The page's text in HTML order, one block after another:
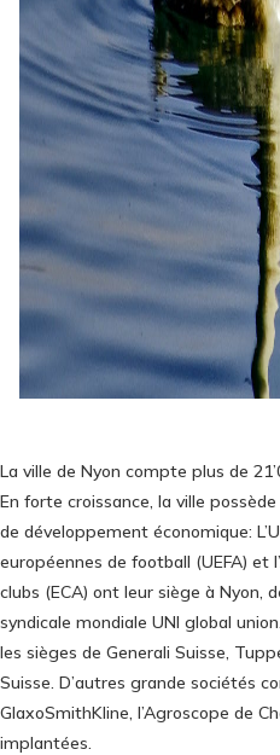
La ville de Nyon compte plus de
En forte croissance, la ville
de développement économique:
européennes de football (UEFA) et
clubs (ECA) ont leur siège à Nyon,
syndicale mondiale UNI global
les sièges de Generali Suisse,
Suisse. D’autres grande sociétés
GlaxoSmithKline, l’Agroscope de
implantées.